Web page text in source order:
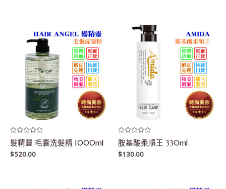
評
分
0
滿
髮精靈 毛囊洗髮精 1000ml
$520.00
評
分
0
滿
胺基酸柔順王 330ml
$130.00